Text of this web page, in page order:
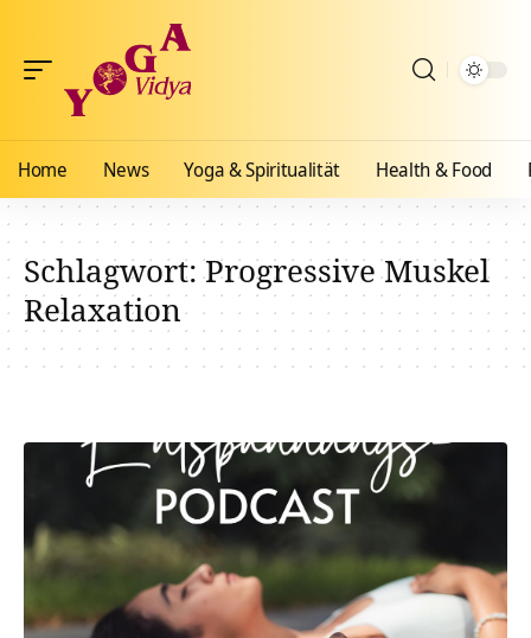
Home News Yoga & Spiritualität Health & Food
Schlagwort:Progressive Muskel
Relaxation